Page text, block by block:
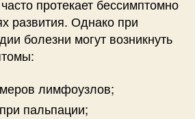
протекает бессимптомно
развития. Однако при
болезни могут возникнуть
лимфоузлов;
пальпации;